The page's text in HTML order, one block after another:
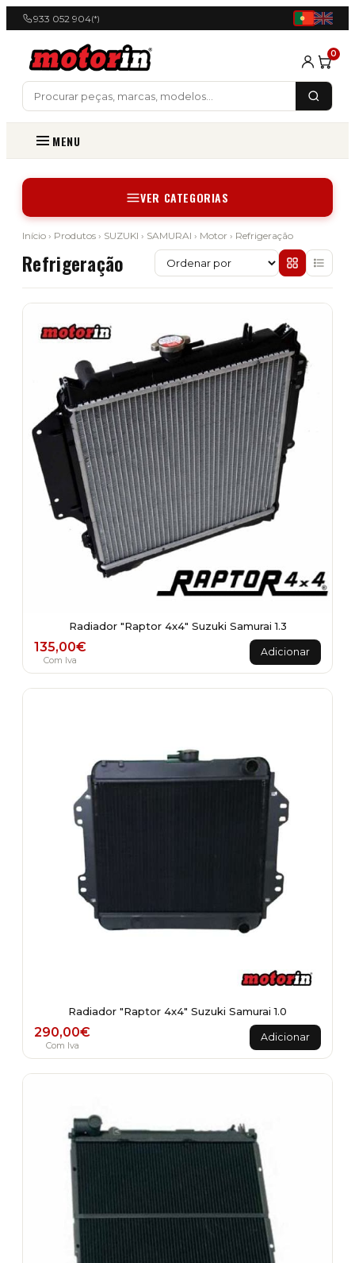
933 052 904(*)
0
MENU
VER CATEGORIAS
Início › Produtos › SUZUKI › SAMURAI › Motor › Refrigeração
Refrigeração
Radiador "Raptor 4x4" Suzuki Samurai 1.3
135,00€
Com Iva
Adicionar
Radiador "Raptor 4x4" Suzuki Samurai 1.0
290,00€
Com Iva
Adicionar